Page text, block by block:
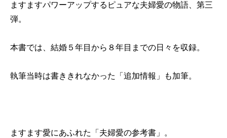
ますますパワーアップするピュアな夫婦愛の物語、第三
弾。
本書では、結婚５年目から８年目までの日々を収録。
執筆当時は書ききれなかった「追加情報」も加筆。
ますます愛にあふれた「夫婦愛の参考書」。